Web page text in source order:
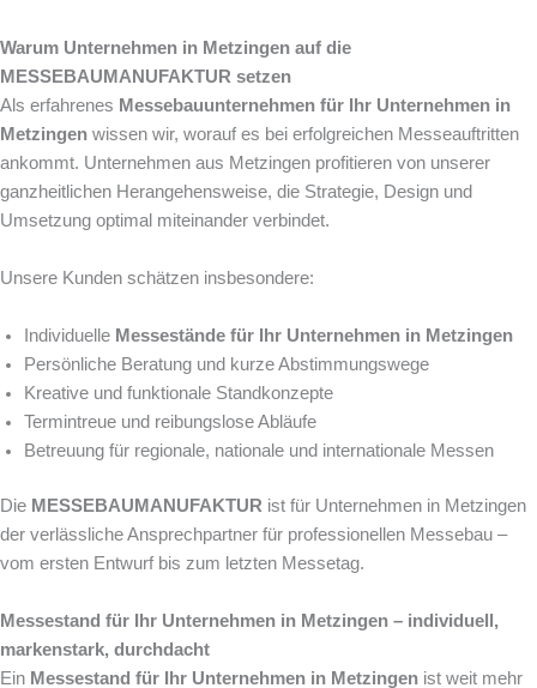
Warum Unternehmen in Metzingen auf die
MESSEBAUMANUFAKTUR setzen
Als erfahrenes Messebauunternehmen für Ihr Unternehmen in
Metzingen wissen wir, worauf es bei erfolgreichen Messeauftritten
ankommt. Unternehmen aus Metzingen profitieren von unserer
ganzheitlichen Herangehensweise, die Strategie, Design und
Umsetzung optimal miteinander verbindet.
Unsere Kunden schätzen insbesondere:
Individuelle Messestände für Ihr Unternehmen in Metzingen
Persönliche Beratung und kurze Abstimmungswege
Kreative und funktionale Standkonzepte
Termintreue und reibungslose Abläufe
Betreuung für regionale, nationale und internationale Messen
Die MESSEBAUMANUFAKTUR ist für Unternehmen in Metzingen
der verlässliche Ansprechpartner für professionellen Messebau –
vom ersten Entwurf bis zum letzten Messetag.
Messestand für Ihr Unternehmen in Metzingen – individuell,
markenstark, durchdacht
Ein Messestand für Ihr Unternehmen in Metzingen ist weit mehr